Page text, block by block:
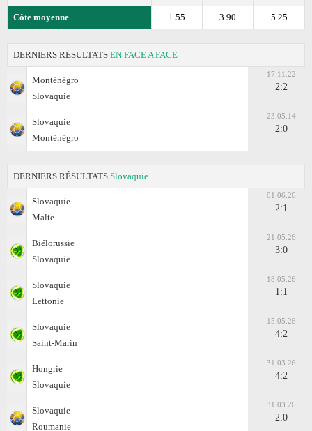
Côte moyenne 5.25
3.90
1.55
DERNIERS RÉSULTATS EN FACE A FACE
Monténégro
Slovaquie
17.11.22
2:2
Slovaquie
Monténégro
23.05.14
2:0
DERNIERS RÉSULTATS Slovaquie
Slovaquie
Malte
01.06.26
2:1
Biélorussie
Slovaquie
21.05.26
3:0
Slovaquie
Lettonie
18.05.26
1:1
Slovaquie
Saint-Marin
15.05.26
4:2
Hongrie
Slovaquie
31.03.26
4:2
Slovaquie
Roumanie
31.03.26
2:0